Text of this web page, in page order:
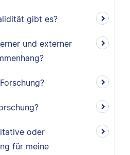
gibt es?
und externer
oder
für meine